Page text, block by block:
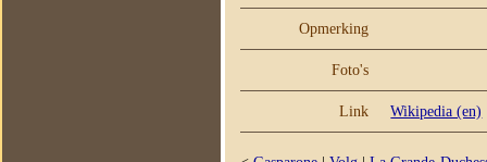
Opmerking
Foto's
Link Wikipedia (en)